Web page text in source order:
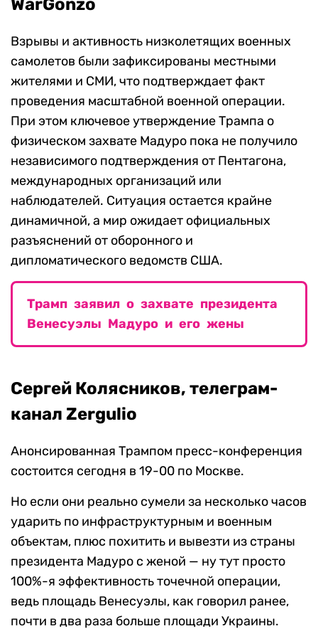
WarGonzo
Взрывы и активность низколетящих военных
самолетов были зафиксированы местными
жителями и СМИ, что подтверждает факт
проведения масштабной военной операции.
При этом ключевое утверждение Трампа о
физическом захвате Мадуро пока не получило
независимого подтверждения от Пентагона,
международных организаций или
наблюдателей. Ситуация остается крайне
динамичной, а мир ожидает официальных
разъяснений от оборонного и
дипломатического ведомств США.
Трамп заявил о захвате президента
Венесуэлы Мадуро и его жены
Сергей Колясников, телеграм-
канал Zergulio
Анонсированная Трампом пресс-конференция
состоится сегодня в 19-00 по Москве.
Но если они реально сумели за несколько часов
ударить по инфраструктурным и военным
объектам, плюс похитить и вывезти из страны
президента Мадуро с женой — ну тут просто
100%-я эффективность точечной операции,
ведь площадь Венесуэлы, как говорил ранее,
почти в два раза больше площади Украины.